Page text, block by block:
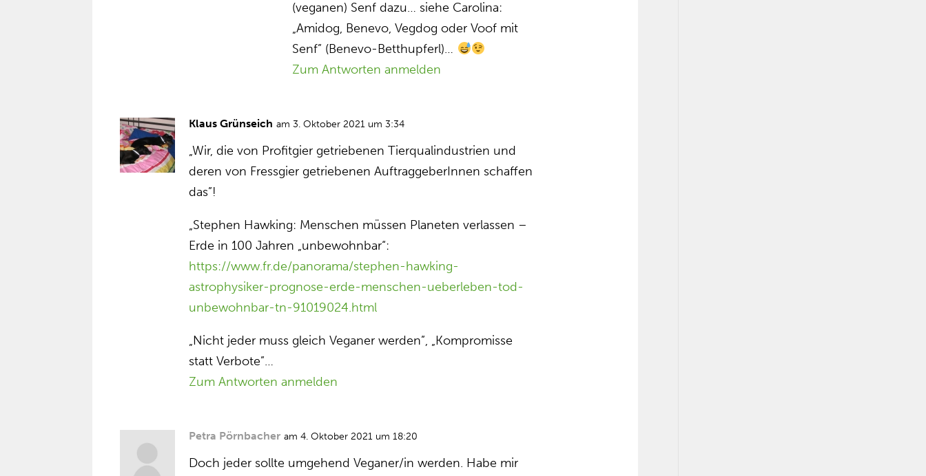
(veganen) Senf dazu… siehe Carolina:
„Amidog, Benevo, Vegdog oder Voof mit
Senf” (Benevo-Betthupferl)…
Zum Antworten anmelden
Klaus Grünseich am 3. Oktober 2021 um 3:34
„Wir, die von Profitgier getriebenen Tierqualindustrien und
deren von Fressgier getriebenen AuftraggeberInnen schaffen
das”!
„Stephen Hawking: Menschen müssen Planeten verlassen –
Erde in 100 Jahren „unbewohnbar“:
https://www.fr.de/panorama/stephen-hawking-
astrophysiker-prognose-erde-menschen-ueberleben-tod-
unbewohnbar-tn-91019024.html
„Nicht jeder muss gleich Veganer werden”, „Kompromisse
statt Verbote”…
Zum Antworten anmelden
Petra Pörnbacher am 4. Oktober 2021 um 18:20
Doch jeder sollte umgehend Veganer/in werden. Habe mir